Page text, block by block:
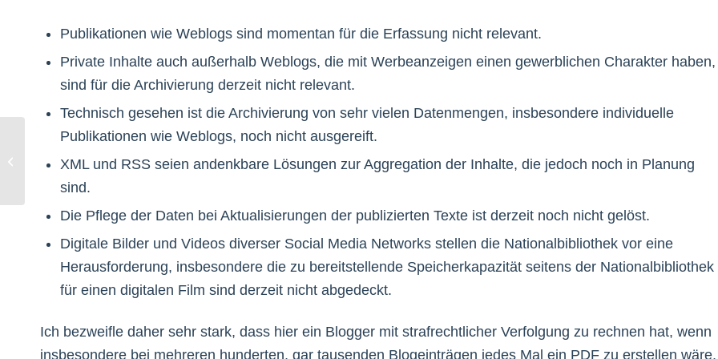
Publikationen wie Weblogs sind momentan für die Erfassung nicht relevant.
Private Inhalte auch außerhalb Weblogs, die mit Werbeanzeigen einen gewerblichen Charakter haben,
sind für die Archivierung derzeit nicht relevant.
Technisch gesehen ist die Archivierung von sehr vielen Datenmengen, insbesondere individuelle
Publikationen wie Weblogs, noch nicht ausgereift.
XML und RSS seien andenkbare Lösungen zur Aggregation der Inhalte, die jedoch noch in Planung
sind.
Die Pflege der Daten bei Aktualisierungen der publizierten Texte ist derzeit noch nicht gelöst.
Digitale Bilder und Videos diverser Social Media Networks stellen die Nationalbibliothek vor eine
Herausforderung, insbesondere die zu bereitstellende Speicherkapazität seitens der Nationalbibliothek
für einen digitalen Film sind derzeit nicht abgedeckt.
Ich bezweifle daher sehr stark, dass hier ein Blogger mit strafrechtlicher Verfolgung zu rechnen hat, wenn
insbesondere bei mehreren hunderten, gar tausenden Blogeinträgen jedes Mal ein PDF zu erstellen wäre.
Blogs im Aufschwung!